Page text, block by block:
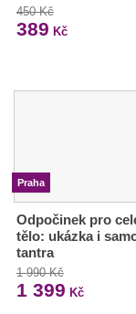
450 Kč
389 Kč
Praha
Odpočinek pro
tělo: ukázka i
tantra
1 990 Kč
1 399 Kč